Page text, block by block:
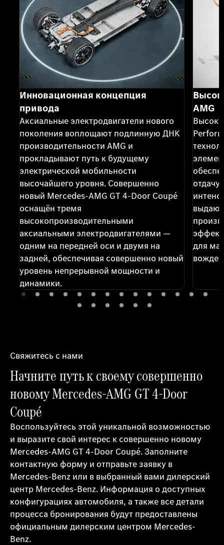
Инновационная концепция
привода
Аксиальные электродвигатели нового
поколения воплощают подлинную ДНК
производительности AMG и
прокладывают путь к будущему
электрической мобильности
высочайшего уровня. Совершенно
новый Mercedes-AMG GT 4-Door Coupé
оснащён тремя
высокопроизводительными
аксиальными электродвигателями —
одним на передней оси и двумя на
задней, обеспечивая совершенно новый
уровень непрерывной мощности и
динамики.
AMG
для
Свяжитесь с нами
Начните путь к своему совершенно
новому Mercedes-AMG GT 4-Door
Coupé
Воспользуйтесь этой уникальной возможностью
и выразите свой интерес к совершенно новому
Mercedes-AMG GT 4-Door Coupé. Заполните
контактную форму и отправьте заявку в
Mercedes-Benz или в выбранный вами дилерский
центр Mercedes-Benz. Информация о доступных
конфигурациях автомобиля, а также все детали
процесса бронирования будут предоставлены
официальным дилерским центром Mercedes-
Benz.